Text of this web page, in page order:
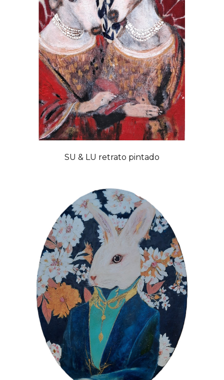
SU & LU retrato pintado